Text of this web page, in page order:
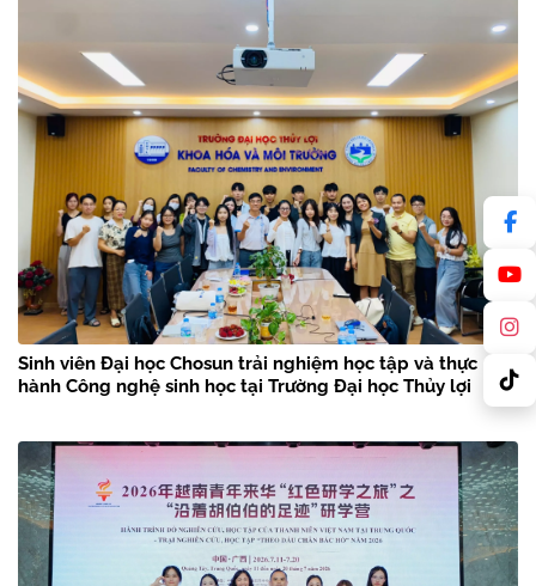
Sinh viên Đại học Chosun trải nghiệm học tập và thực
hành Công nghệ sinh học tại Trường Đại học Thủy lợi